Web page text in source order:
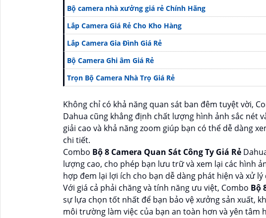
Bộ camera nhà xưởng giá rẻ Chính Hãng
Lắp Camera Giá Rẻ Cho Kho Hàng
Lắp Camera Gia Đình Giá Rẻ
Bộ Camera Ghi âm Giá Rẻ
Trọn Bộ Camera Nhà Trọ Giá Rẻ
Không chỉ có khả năng quan sát ban đêm tuyệt vời,
Dahua cũng khẳng định chất lượng hình ảnh sắc nét
giải cao và khả năng zoom giúp bạn có thể dễ dàng
chi tiết.
Combo Bộ 8 Camera Quan Sát Công Ty Giá Rẻ
lượng cao, cho phép bạn lưu trữ và xem lại các hình
hợp đem lại lợi ích cho bạn dễ dàng phát hiện và xử
Với giá cả phải chăng và tính năng ưu việt, Combo Bộ
sự lựa chọn tốt nhất để bạn bảo vệ xưởng sản xuất,
môi trường làm việc của bạn an toàn hơn và yên tâm